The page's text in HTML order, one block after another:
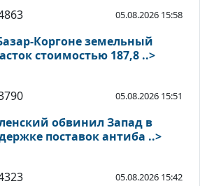
05.08.2026 15:58
Коргоне земельный
стоимостью 187,8 ..>
05.08.2026 15:51
обвинил Запад в
поставок антиба ..>
05.08.2026 15:42